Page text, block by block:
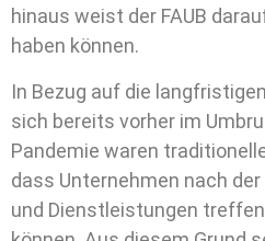
hinaus weist der FAUB
haben können.
In Bezug auf die
sich bereits vorher im
Pandemie waren
dass Unternehmen nach
und Dienstleistungen